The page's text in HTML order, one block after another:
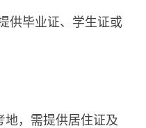
毕业证、学生证或
，需提供居住证及